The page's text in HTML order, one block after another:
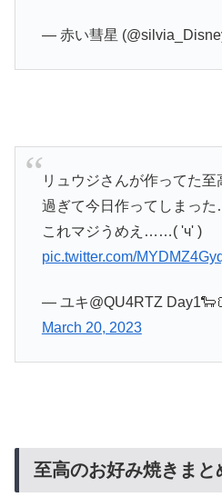
— 赤い彗星
リュウジさんが作ってた
過ぎて今日作ってしまっ
これマジうめえ……( 'ч' )
pic.twitter.com/
— ユキ@QU4RTZ
March 20, 2023
至高のお好み焼きまと